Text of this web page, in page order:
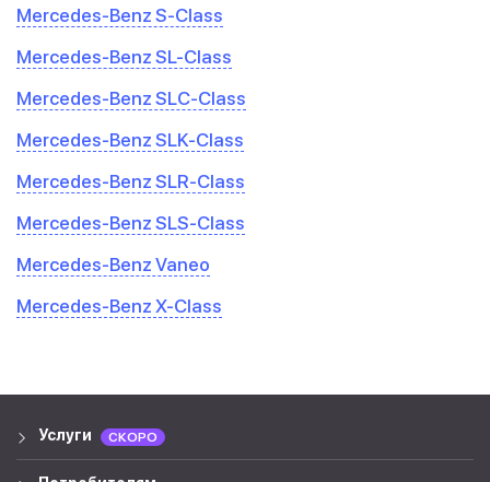
Mercedes-Benz S-Class
Mercedes-Benz SL-Class
Mercedes-Benz SLC-Class
Mercedes-Benz SLK-Class
Mercedes-Benz SLR-Class
Mercedes-Benz SLS-Class
Mercedes-Benz Vaneo
Mercedes-Benz X-Class
Услуги СКОРО